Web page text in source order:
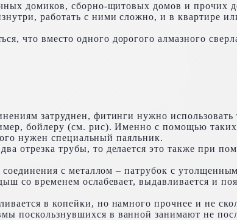
домиков, сборно-щитовых домов и прочих
работать с ними сложно, и в квартире
что вместо одного дорогого алмазного
затруднен, фитинги нужно использовать
бойлеру (см. рис). Именно с помощью
нужен специальный паяльник.
отрезка трубы, то делается это также при
с металлом – патрубок с
со временем ослабевает, выдавливается и
в копейки, но намного прочнее и не
поскользнувшихся в ванной занимают не